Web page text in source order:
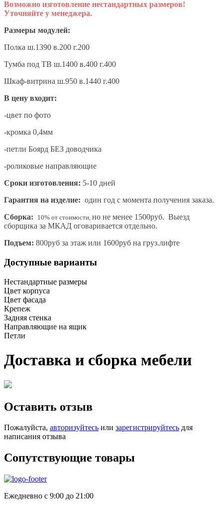
Возможно изготовление нестандартных размеров!
Уточняйте у менеджера.
Размеры модулей:
Полка ш.1390 в.200 г.200
Тумба под ТВ ш.1400 в.400 г.400
Шкаф-витрина ш.950 в.1440 г.400
В цену входит:
-цвет по фото
-кромка 0,4мм
-петли Боярд БЕЗ доводчика
-роликовые направляющие
Сроки изготовления: 5-10 дней
Гарантия на изделие: один год с момента получения заказа.
Сборка:
10% от стоимости, но не менее 1500руб. Выезд
сборщика за МКАД оговаривается отдельно.
Подъем: 800руб за этаж или 1600руб на груз.лифте
Доступные варианты
Нестандартные размеры
Цвет корпуса
Цвет фасада
Крепеж
Задняя стенка
Направляющие на ящик
Петли
Доставка и сборка мебели
Оставить отзыв
Пожалуйста, авторизуйтесь или зарегистрируйтесь для
написания отзыва
Сопутствующие товары
Ежедневно с 9:00 до 21:00